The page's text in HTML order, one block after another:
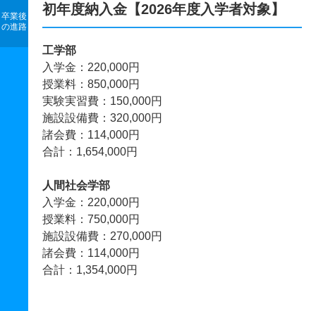
卒業後
の進路
初年度納入金【2026年度入学者対象】
工学部
入学金：220,000円
授業料：850,000円
実験実習費：150,000円
施設設備費：320,000円
諸会費：114,000円
合計：1,654,000円
人間社会学部
入学金：220,000円
授業料：750,000円
施設設備費：270,000円
諸会費：114,000円
合計：1,354,000円